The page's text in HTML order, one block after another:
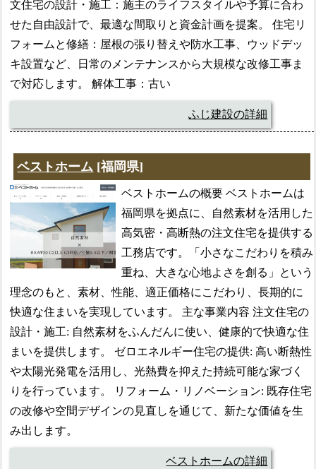
文住宅の設計・施工：施主のライフスタイルや予算に合わ
せた自由設計で、最適な間取りと資金計画を提案。 住宅リ
フォームと修繕：屋根の張り替えや防水工事、ウッドデッ
キ設置など、日常のメンテナンスから大規模な改修工事ま
で対応します。 解体工事：古い
ふじ建設の詳細
ベストホーム [福岡県]
ベストホームの概要 ベストホームは
福岡県を拠点に、自然素材を活用した
高気密・高断熱の注文住宅を提供する
工務店です。「小さなこだわりを積み
重ね、大きな心地よさを創る」という
理念のもと、素材、性能、適正価格にこだわり、長期的に
快適な住まいを実現しています。 主な事業内容 注文住宅の
設計・施工: 自然素材をふんだんに使い、健康的で快適な住
まいを提供します。 ゼロエネルギー住宅の提供: 高い断熱性
や太陽光発電を活用し、光熱費を抑えた持続可能な家づく
りを行っています。 リフォーム・リノベーション: 既存住宅
の改修や空間デザインの見直しを通じて、新たな価値を生
み出します。
ベストホームの詳細